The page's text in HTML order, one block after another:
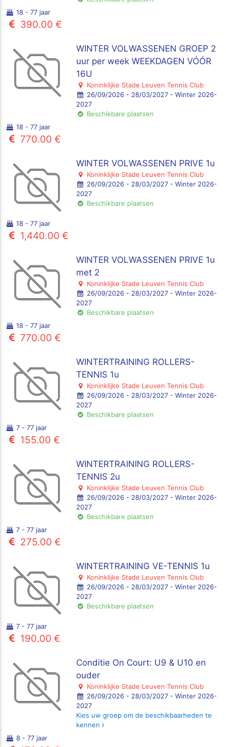
18 - 77 jaar
390.00 €
WINTER VOLWASSENEN GROEP 2
uur per week WEEKDAGEN VÓÓR
16U
Koninklijke Stade Leuven Tennis Club
26/09/2026 - 28/03/2027 - Winter 2026-
2027
Beschikbare plaatsen
18 - 77 jaar
770.00 €
WINTER VOLWASSENEN PRIVE 1u
Koninklijke Stade Leuven Tennis Club
26/09/2026 - 28/03/2027 - Winter 2026-
2027
Beschikbare plaatsen
18 - 77 jaar
1,440.00 €
WINTER VOLWASSENEN PRIVE 1u
met 2
Koninklijke Stade Leuven Tennis Club
26/09/2026 - 28/03/2027 - Winter 2026-
2027
Beschikbare plaatsen
18 - 77 jaar
770.00 €
WINTERTRAINING ROLLERS-
TENNIS 1u
Koninklijke Stade Leuven Tennis Club
26/09/2026 - 28/03/2027 - Winter 2026-
2027
Beschikbare plaatsen
7 - 77 jaar
155.00 €
WINTERTRAINING ROLLERS-
TENNIS 2u
Koninklijke Stade Leuven Tennis Club
26/09/2026 - 28/03/2027 - Winter 2026-
2027
Beschikbare plaatsen
7 - 77 jaar
275.00 €
WINTERTRAINING VE-TENNIS 1u
Koninklijke Stade Leuven Tennis Club
26/09/2026 - 28/03/2027 - Winter 2026-
2027
Beschikbare plaatsen
7 - 77 jaar
190.00 €
Conditie On Court: U9 & U10 en
ouder
Koninklijke Stade Leuven Tennis Club
26/09/2026 - 28/03/2027 - Winter 2026-
2027
Kies uw groep om de beschikbaarheden te
kennen
8 - 77 jaar